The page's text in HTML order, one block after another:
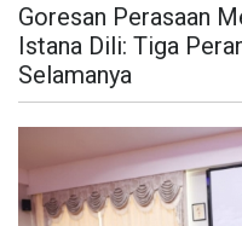
Goresan Perasaan
Istana Dili: Tiga
Selamanya